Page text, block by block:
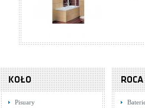
KOŁO
Pisuary
ROCA